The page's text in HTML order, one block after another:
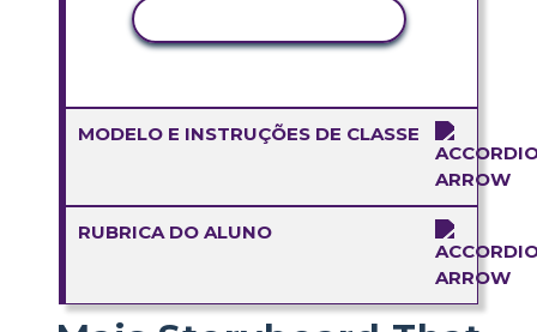
MODELO E INSTRUÇÕES DE CLASSE
RUBRICA DO ALUNO